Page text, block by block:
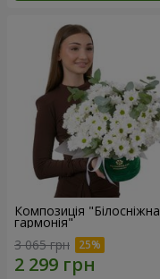
Композиція "Білосніжна
гармонія"
3 065 грн